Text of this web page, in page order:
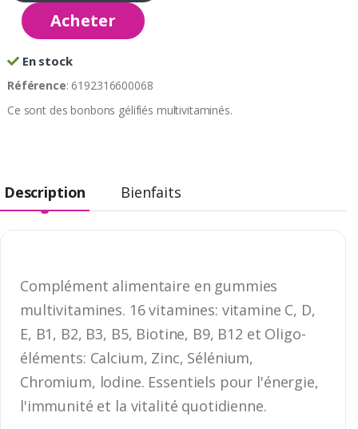
Acheter
En stock
Référence: 6192316600068
Ce sont des bonbons gélifiés multivitaminés.
Description Bienfaits
Complément alimentaire en gummies
multivitamines. 16 vitamines: vitamine C, D,
E, B1, B2, B3, B5, Biotine, B9, B12 et Oligo-
éléments: Calcium, Zinc, Sélénium,
Chromium, lodine. Essentiels pour l'énergie,
l'immunité et la vitalité quotidienne.